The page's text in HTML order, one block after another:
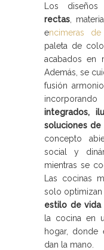
Los
rectas ,
encimeras de
paleta de
acabados en
Además, se
fusión
integrados,
soluciones
concepto
social y
mientras se
Las cocinas
solo
estilo de vida
la cocina en
hogar,
dan la mano.